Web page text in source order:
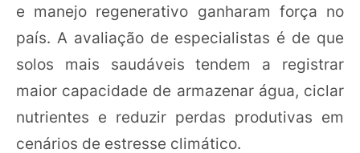
e manejo regenerativo ganharam força no
país. A avaliação de especialistas é de que
solos mais saudáveis tendem a registrar
maior capacidade de armazenar água, ciclar
nutrientes e reduzir perdas produtivas em
cenários de estresse climático.